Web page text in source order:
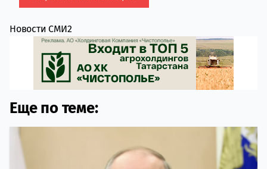
Новости СМИ2
Еще по теме: